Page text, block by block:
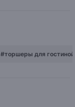
#торшеры для гостиной